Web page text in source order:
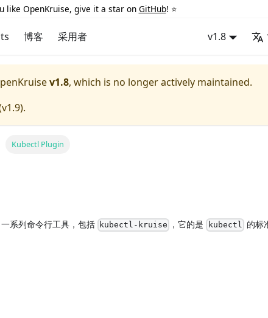
like OpenKruise, give it a star on GitHub! ⭐️
博客 采用者 v1.8
v1.8, which is no longer actively maintained.
v1.9).
Kubectl Plugin
系列命令行工具，包括 kubectl-kruise ，它的是 kubectl 的标